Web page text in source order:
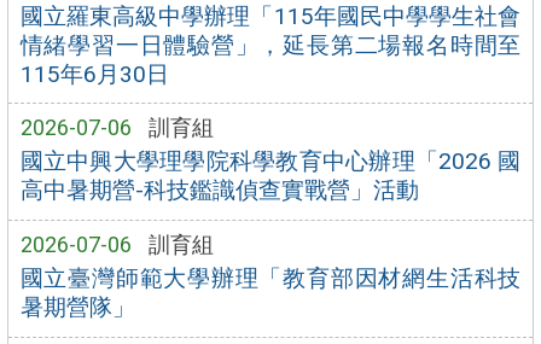
國立羅東高級中學辦理「115年國民中學學生社會
情緒學習一日體驗營」，延長第二場報名時間至
115年6月30日
2026-07-06 訓育組
國立中興大學理學院科學教育中心辦理「2026 國
高中暑期營-科技鑑識偵查實戰營」活動
2026-07-06 訓育組
國立臺灣師範大學辦理「教育部因材網生活科技
暑期營隊」